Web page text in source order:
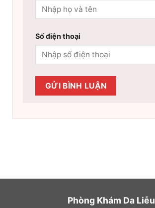
Số điện thoại
Phòng Khám Da Liễu